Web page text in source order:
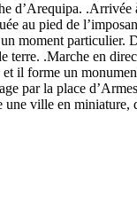
d’Arequipa.
au pied de
moment particulier.
terre. .Marche en
il forme un
par la place
ville en